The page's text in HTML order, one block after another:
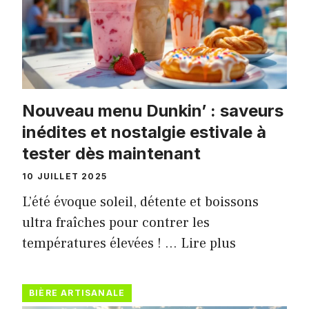
Nouveau menu Dunkin’ : saveurs
inédites et nostalgie estivale à
tester dès maintenant
10 JUILLET 2025
L’été évoque soleil, détente et boissons
ultra fraîches pour contrer les
températures élevées ! … Lire plus
BIÈRE ARTISANALE